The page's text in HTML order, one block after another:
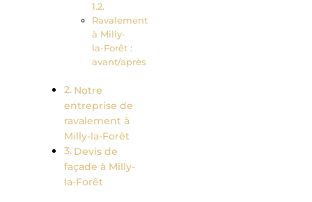
Ravalement
à Milly-
la-Forêt :
avant/après
Notre
entreprise de
ravalement à
Milly-la-Forêt
Devis de
façade à Milly-
la-Forêt